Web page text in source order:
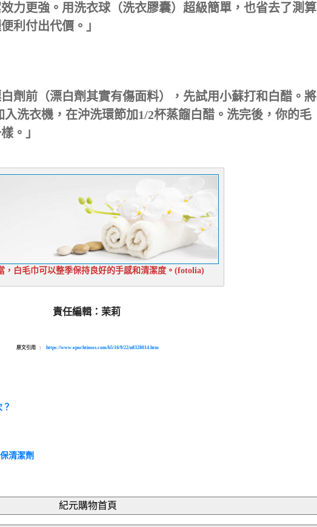
力更強。用洗衣球（洗衣膠囊）超級簡單，也省去了測算
利付出代價。」
白劑前（漂白劑其實有傷面料），先試用小蘇打和白醋。將
洗衣機，在沖洗環節加1/2杯蒸餾白醋。洗完後，你的毛
。」
，白毛巾可以整季保持良好的手感和清潔度。(fotolia)
責任編輯：茉莉
原文引用 : https://www.epochtimes.com/b5/16/9/22/n8328014.htm
清潔劑